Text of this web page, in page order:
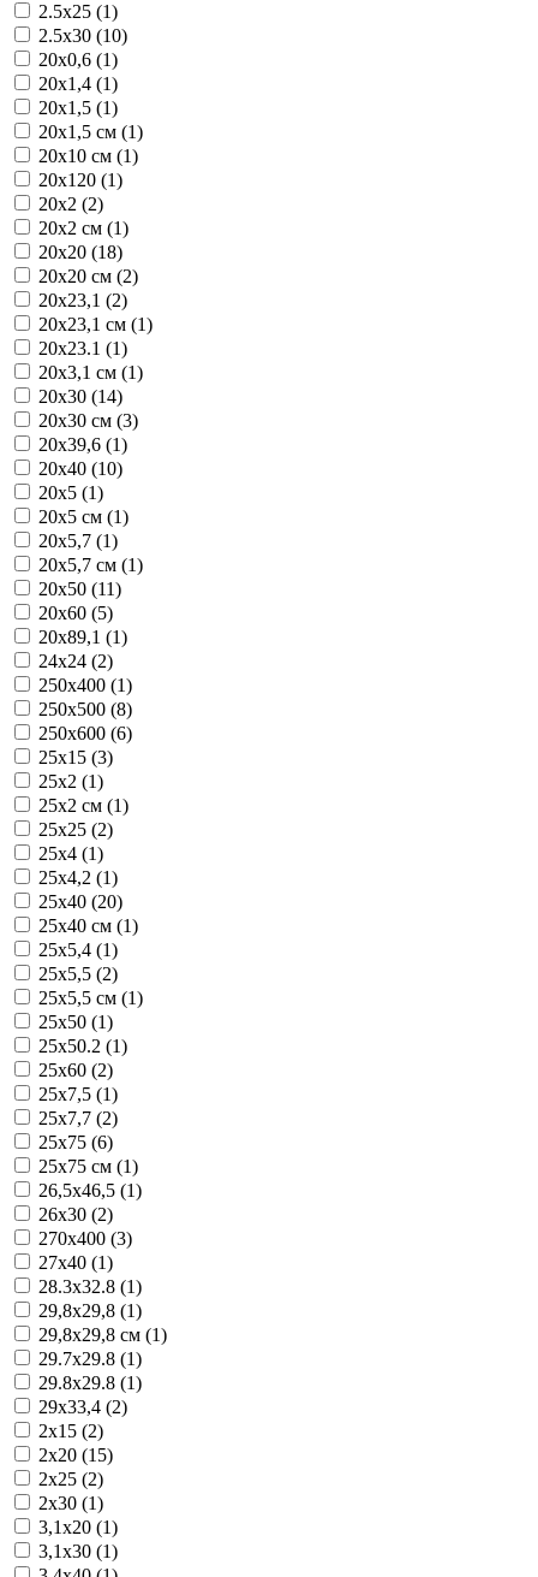
2.5x25 (1)
2.5x30 (10)
20x0,6 (1)
20x1,4 (1)
20x1,5 (1)
20x1,5 см (1)
20x10 см (1)
20x120 (1)
20x2 (2)
20x2 см (1)
20x20 (18)
20x20 см (2)
20x23,1 (2)
20x23,1 см (1)
20x23.1 (1)
20x3,1 см (1)
20x30 (14)
20x30 см (3)
20x39,6 (1)
20x40 (10)
20x5 (1)
20x5 см (1)
20x5,7 (1)
20x5,7 см (1)
20x50 (11)
20x60 (5)
20x89,1 (1)
24x24 (2)
250x400 (1)
250x500 (8)
250x600 (6)
25x15 (3)
25x2 (1)
25x2 см (1)
25x25 (2)
25x4 (1)
25x4,2 (1)
25x40 (20)
25x40 см (1)
25x5,4 (1)
25x5,5 (2)
25x5,5 см (1)
25x50 (1)
25x50.2 (1)
25x60 (2)
25x7,5 (1)
25x7,7 (2)
25x75 (6)
25x75 см (1)
26,5x46,5 (1)
26x30 (2)
270x400 (3)
27x40 (1)
28.3x32.8 (1)
29,8x29,8 (1)
29,8x29,8 см (1)
29.7x29.8 (1)
29.8x29.8 (1)
29x33,4 (2)
2x15 (2)
2x20 (15)
2x25 (2)
2x30 (1)
3,1x20 (1)
3,1x30 (1)